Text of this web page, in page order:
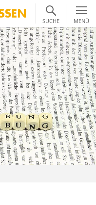
SUCHE MENÜ